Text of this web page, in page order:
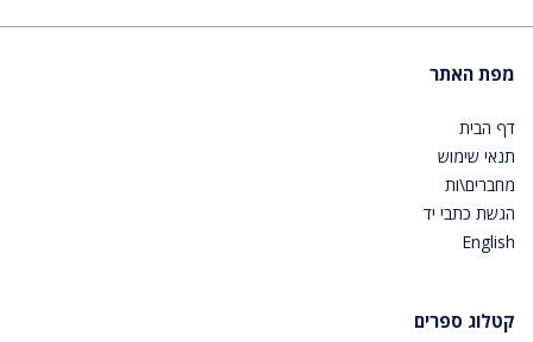
מפת האתר
דף הבית
תנאי שימוש
מחברים\ות
הגשת כתבי יד
English
קטלוג ספרים